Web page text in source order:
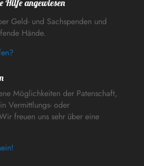
angewiesen
Geld- und Sachspenden und
Hände.
Möglichkeiten der Patenschaft,
Vermittlungs- oder
freuen uns sehr über eine